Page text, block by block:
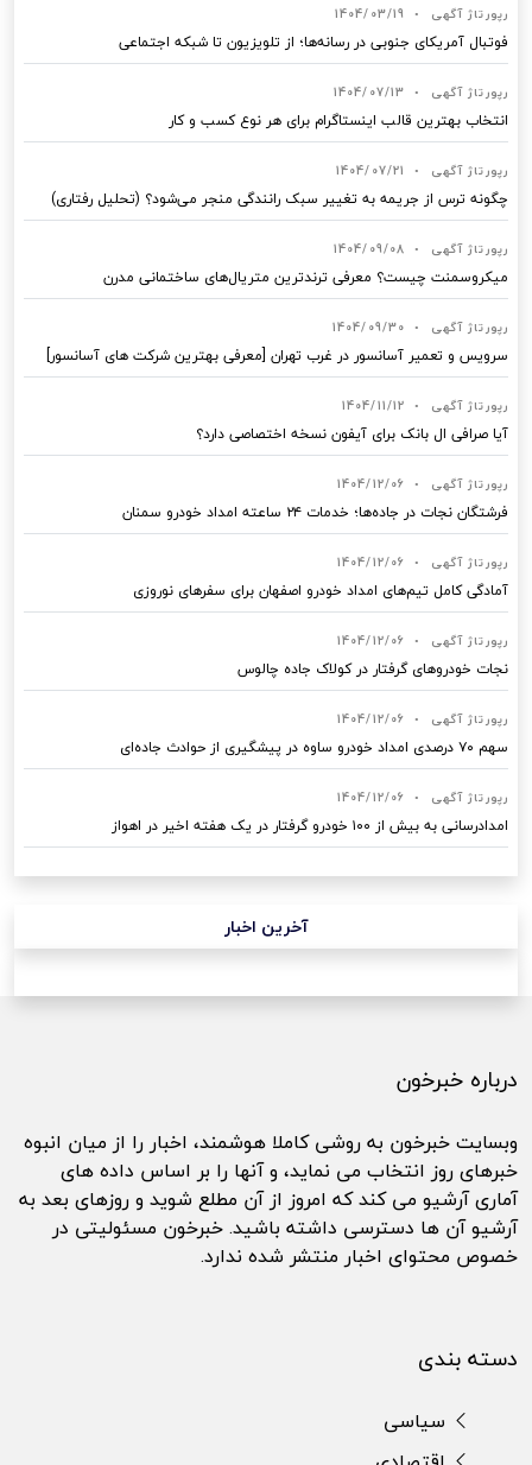
رپورتاژ آگهی •
1404/03/19
فوتبال آمریکای جنوبی در رسانه‌ها؛ از تلویزیون تا شبکه اجتماعی
رپورتاژ آگهی •
1404/07/13
انتخاب بهترین قالب‌ اینستاگرام برای هر نوع کسب‌ و کار
رپورتاژ آگهی •
1404/07/21
چگونه ترس از جریمه به تغییر سبک رانندگی منجر می‌شود؟ (تحلیل رفتاری)
رپورتاژ آگهی •
1404/09/08
میکروسمنت چیست؟ معرفی ترندترین متریال‌های ساختمانی مدرن
رپورتاژ آگهی •
1404/09/30
سرویس و تعمیر آسانسور در غرب تهران [معرفی بهترین شرکت های آسانسور]
رپورتاژ آگهی •
1404/11/12
آیا صرافی ال بانک برای آیفون نسخه اختصاصی دارد؟
رپورتاژ آگهی •
1404/12/06
فرشتگان نجات در جاده‌ها؛ خدمات ۲۴ ساعته امداد خودرو سمنان
رپورتاژ آگهی •
1404/12/06
آمادگی کامل تیم‌های امداد خودرو اصفهان برای سفرهای نوروزی
رپورتاژ آگهی •
1404/12/06
نجات خودروهای گرفتار در کولاک جاده چالوس
رپورتاژ آگهی •
1404/12/06
سهم ۷۰ درصدی امداد خودرو ساوه در پیشگیری از حوادث جاده‌ای
رپورتاژ آگهی •
1404/12/06
امدادرسانی به بیش از ۱۰۰ خودرو گرفتار در یک هفته اخیر در اهواز
آخرین اخبار
درباره خبرخون
وبسایت خبرخون به روشی کاملا هوشمند، اخبار را از میان انبوه
خبرهای روز انتخاب می نماید، و آنها را بر اساس داده های
آماری آرشیو می کند که امروز از آن مطلع شوید و روزهای بعد به
آرشیو آن ها دسترسی داشته باشید. خبرخون مسئولیتی در
خصوص محتوای اخبار منتشر شده ندارد.
دسته بندی
سیاسی